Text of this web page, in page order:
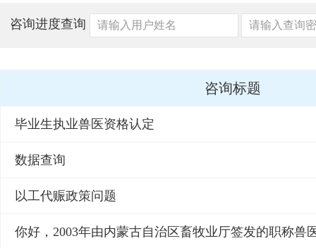
咨询进度查询
咨询标题
毕业生执业兽医资格认定
数据查询
以工代赈政策问题